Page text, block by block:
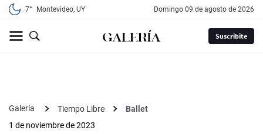
7° Montevideo, UY domingo 09 de agosto de 2026
Suscribite
Galería Tiempo Libre
Ballet
1 de noviembre de 2023